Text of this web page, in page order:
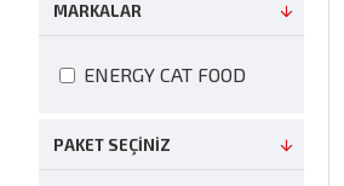
MARKALAR
ENERGY CAT FOOD
PAKET SEÇINIZ